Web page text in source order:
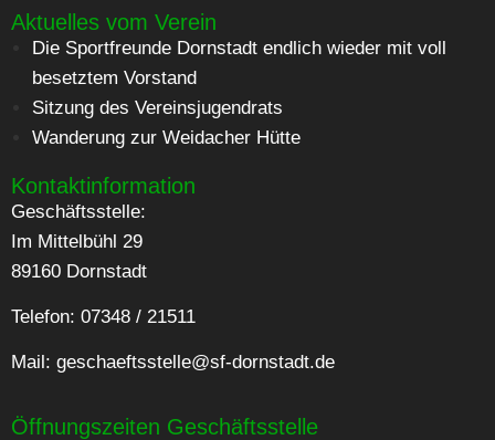
Aktuelles vom Verein
Die Sportfreunde Dornstadt endlich wieder mit voll
besetztem Vorstand
Sitzung des Vereinsjugendrats
Wanderung zur Weidacher Hütte
Kontaktinformation
Geschäftsstelle:
Im Mittelbühl 29
89160 Dornstadt
Telefon: 07348 / 21511
Mail: geschaeftsstelle@sf-dornstadt.de
Öffnungszeiten Geschäftsstelle